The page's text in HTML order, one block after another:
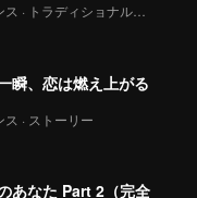
ロマンス · トラディショナル・コスチューム
瞬、恋は燃え上がる
ス · ストーリー
あなた Part 2（完全